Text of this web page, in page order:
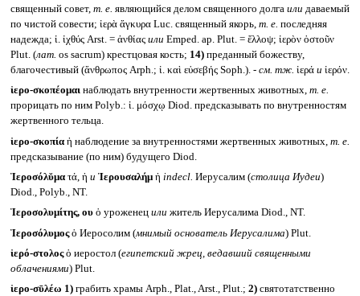
священный совет, т. е. являющийся делом священного долга или даваемый
по чистой совести; ἱερὰ ἄγκυρα Luc. священный якорь,т. е. последняя
надежда; ἱ. ἰχθύς Arst. = ἀνθίας или Emped. ap. Plut. = ἔλλοψ; ἱερὸν ὀστοῦν
Plut. (лат. os sacrum) крестцовая кость; 14)преданный божеству,
благочестивый (ἄνθρωπος Arph.; ἱ. καὶ εὐσεβής Soph.). - см. тж. ἱερά и ἱερόν.
ἱερο-σκοπέομαι наблюдать внутренности жертвенных животных, т. е.
прорицать по ним Polyb.: ἱ. μόσχῳ Diod. предсказывать по внутренностям
жертвенного тельца.
ἱερο-σκοπία ἡ наблюдение за внутренностями жертвенных животных, т. е.
предсказывание (по ним) будущего Diod.
Ἱεροσόλῠμα τά, ἡ и Ἱερουσαλήμ ἡ indecl. Иерусалим (столица Иудеи)
Diod., Polyb., NT.
Ἱεροσολυμίτης, ουὁ уроженец или житель Иерусалима Diod., NT.
Ἱεροσόλυμοςὁ Иеросолим (мнимый основатель Иерусалима) Plut.
ἱερό-στολοςὁ иеростол (египетский жрец, ведавший священными
облачениями) Plut.
ἱερο-σῡλέω 1)грабить храмы Arph., Plat., Arst., Plut.; 2)святотатственно